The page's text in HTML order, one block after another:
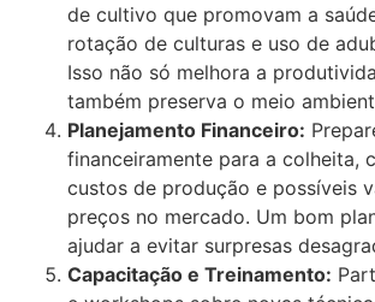
de cultivo que promovam a
rotação de culturas e uso de
Isso não só melhora a
também preserva o meio
Planejamento Financeiro:
financeiramente para a colheita,
custos de produção e possíveis
preços no mercado. Um bom
ajudar a evitar surpresas
Capacitação e Treinamento: